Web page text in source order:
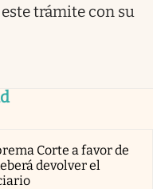
trámite con su
Corte a favor de
devolver el